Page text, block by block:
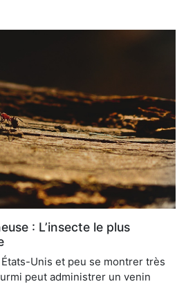
: L’insecte le plus
Unis et peu se montrer très
peut administrer un venin